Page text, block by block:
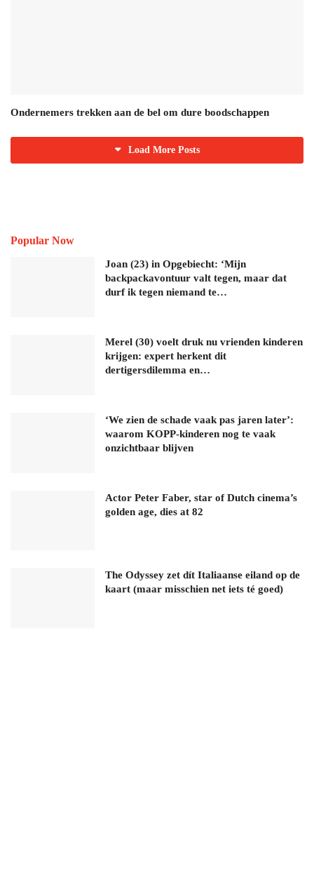
Ondernemers trekken aan de bel om dure boodschappen
Load More Posts
Popular Now
Joan (23) in Opgebiecht: ‘Mijn
backpackavontuur valt tegen, maar dat
durf ik tegen niemand te…
Merel (30) voelt druk nu vrienden kinderen
krijgen: expert herkent dit
dertigersdilemma en…
‘We zien de schade vaak pas jaren later’:
waarom KOPP-kinderen nog te vaak
onzichtbaar blijven
Actor Peter Faber, star of Dutch cinema’s
golden age, dies at 82
The Odyssey zet dít Italiaanse eiland op de
kaart (maar misschien net iets té goed)